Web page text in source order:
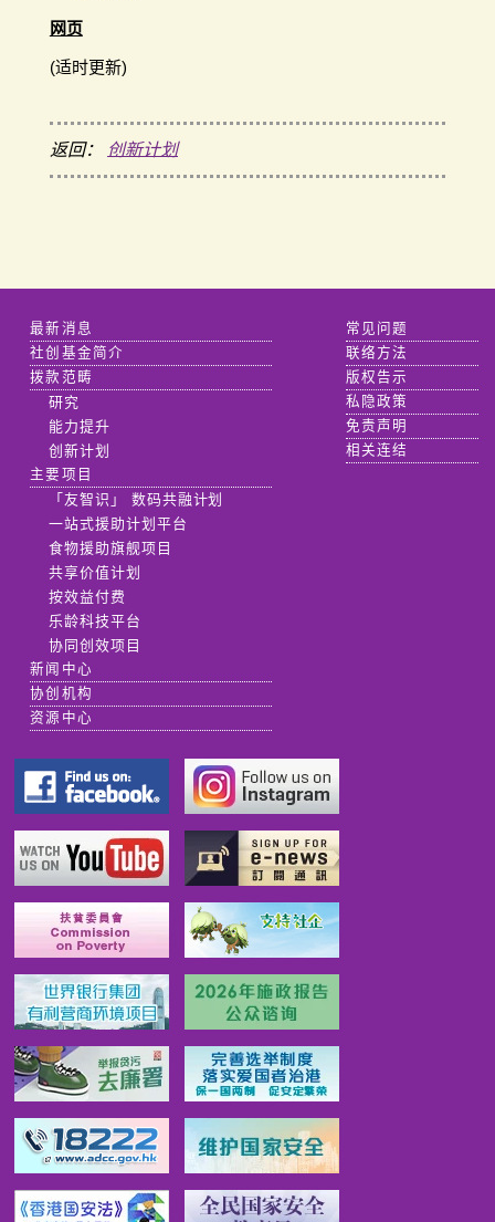
网页
(适时更新)
返回： 创新计划
最新消息
社创基金简介
拨款范畴
研究
能力提升
创新计划
主要项目
「友智识」 数码共融计划
一站式援助计划平台
食物援助旗舰项目
共享价值计划
按效益付费
乐龄科技平台
协同创效项目
新闻中心
协创机构
资源中心
常见问题
联络方法
版权告示
私隐政策
免责声明
相关连结